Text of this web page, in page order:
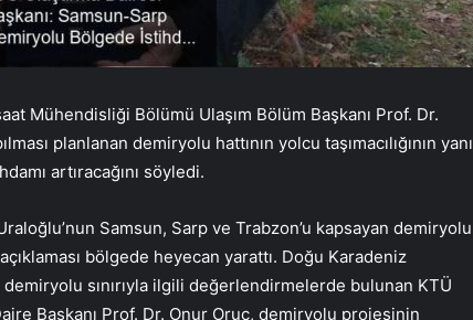
Mühendisliği Bölümü Ulaşım Bölüm Başkanı Prof. Dr.
planlanan demiryolu hattının yolcu taşımacılığının yanı
artıracağını söyledi.
Samsun, Sarp ve Trabzon’u kapsayan demiryolu
bölgede heyecan yarattı. Doğu Karadeniz
sınırıyla ilgili değerlendirmelerde bulunan KTÜ
Başkanı Prof. Dr. Onur Oruç, demiryolu projesinin